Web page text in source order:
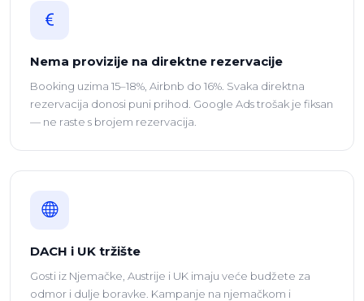
Nema provizije na direktne rezervacije
Booking uzima 15–18%, Airbnb do 16%. Svaka direktna
rezervacija donosi puni prihod. Google Ads trošak je fiksan
— ne raste s brojem rezervacija.
DACH i UK tržište
Gosti iz Njemačke, Austrije i UK imaju veće budžete za
odmor i dulje boravke. Kampanje na njemačkom i